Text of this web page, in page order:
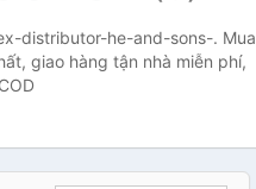
distributor-he-and-sons-. Mua
giao hàng tận nhà miễn phí,